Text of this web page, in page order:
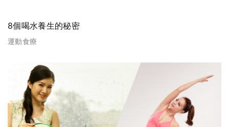
8個喝水養生的秘密
運動食療